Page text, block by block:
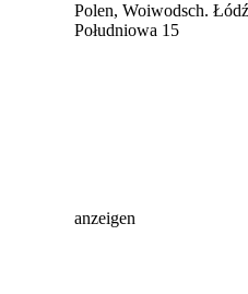
Polen, Woiwodsch.
Południowa 15
anzeigen